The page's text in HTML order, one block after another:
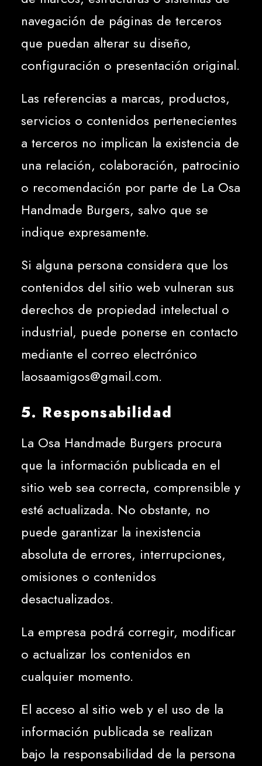
navegación de páginas de terceros
que puedan alterar su diseño,
configuración o presentación original.
Las referencias a marcas, productos,
servicios o contenidos pertenecientes
a terceros no implican la existencia de
una relación, colaboración, patrocinio
o recomendación por parte de La Osa
Handmade Burgers, salvo que se
indique expresamente.
Si alguna persona considera que los
contenidos del sitio web vulneran sus
derechos de propiedad intelectual o
industrial, puede ponerse en contacto
mediante el correo electrónico
laosaamigos@gmail.com.
5. Responsabilidad
La Osa Handmade Burgers procura
que la información publicada en el
sitio web sea correcta, comprensible y
esté actualizada. No obstante, no
puede garantizar la inexistencia
absoluta de errores, interrupciones,
omisiones o contenidos
desactualizados.
La empresa podrá corregir, modificar
o actualizar los contenidos en
cualquier momento.
El acceso al sitio web y el uso de la
información publicada se realizan
bajo la responsabilidad de la persona